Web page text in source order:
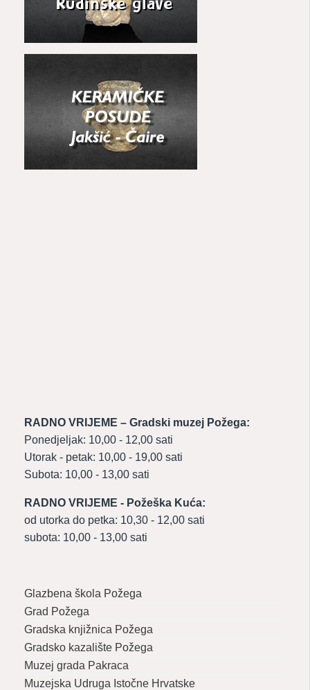
RADNO VRIJEME – Gradski muzej Požega:
Ponedjeljak: 10,00 - 12,00 sati
Utorak - petak: 10,00 - 19,00 sati
Subota: 10,00 - 13,00 sati
RADNO VRIJEME - Požeška Kuća:
od utorka do petka: 10,30 - 12,00 sati
subota: 10,00 - 13,00 sati
Glazbena škola Požega
Grad Požega
Gradska knjižnica Požega
Gradsko kazalište Požega
Muzej grada Pakraca
Muzejska Udruga Istočne Hrvatske